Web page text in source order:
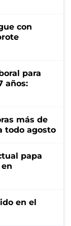
con
para
años:
más de
todo agosto
papa
en el